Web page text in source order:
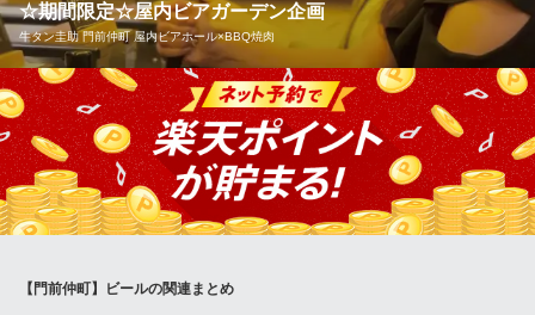
PERFECT BEER KITCHEN 総本店
ビールと唐揚げの専門店
都営大江戸線門前仲町駅 徒歩7分
東京都江東区冬木14-2 コーポ佐々木1F
☆期間限定☆屋内ビアガーデン企画
牛タン圭助 門前仲町 屋内ビアホール×BBQ焼肉
☆屋内ビアガーデン企画☆ 4種生ビール飲み放題＆BBQ焼肉[2時
間食べ飲み放題] ～雨でも安心♪店内だからこそ夏の猛暑でも涼し
くお楽しみ頂けます～
牛タン圭助 門前仲町 屋内ビアホール×BBQ焼肉
東京都江東区門前仲町1-4-5
【門前仲町】ビールの関連まとめ